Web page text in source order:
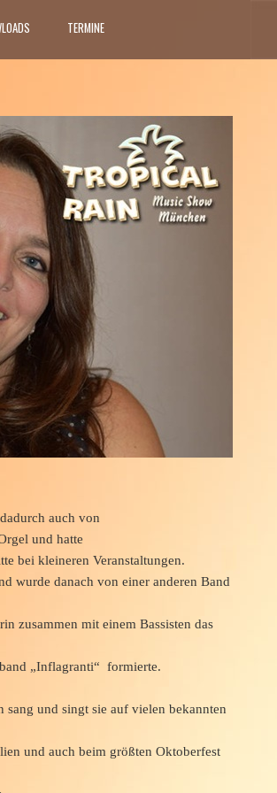
TERMINE
auch von
und hatte
bei kleineren Veranstaltungen.
wurde danach von einer anderen Band
zusammen mit einem Bassisten das
„Inflagranti“ formierte.
und singt sie auf vielen bekannten
und auch beim größten Oktoberfest